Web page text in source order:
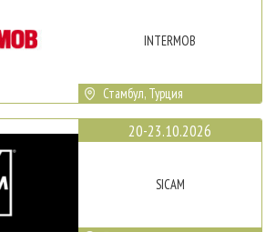
INTERMOB
Стамбул, Турция
20-23.10.2026
SICAM